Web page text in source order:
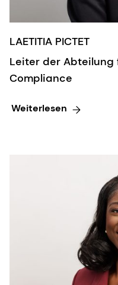
LAETITIA PICTET
Leiter der Abteilung
Compliance
Weiterlesen